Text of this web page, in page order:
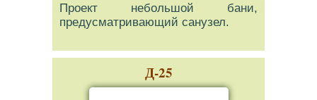
Проект небольшой бани,
предусматривающий санузел.
Д-25